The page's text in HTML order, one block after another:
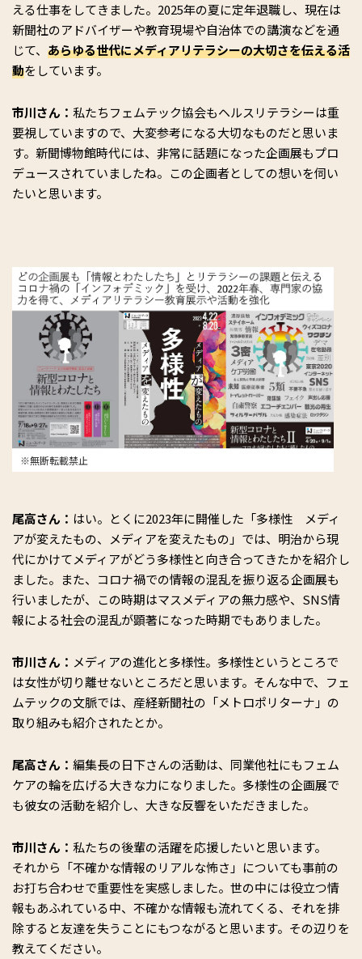
える仕事をしてきました。2025年の夏に定年退職し、現在は
新聞社のアドバイザーや教育現場や自治体での講演などを通
じて、 あらゆる世代にメディアリテラシーの大切さを伝える活
動をしています。
市川さん： 私たちフェムテック協会もヘルスリテラシーは重
要視していますので、大変参考になる大切なものだと思いま
す。新聞博物館時代には、非常に話題になった企画展もプロ
デュースされていましたね。この企画者としての想いを伺い
たいと思います。
※無断転載禁止
尾高さん： はい。とくに2023年に開催した「多様性 メディ
アが変えたもの、メディアを変えたもの」では、明治から現
代にかけてメディアがどう多様性と向き合ってきたかを紹介し
ました。また、コロナ禍での情報の混乱を振り返る企画展も
行いましたが、この時期はマスメディアの無力感や、SNS情
報による社会の混乱が顕著になった時期でもありました。
市川さん： メディアの進化と多様性。多様性というところで
は女性が切り離せないところだと思います。そんな中で、フェ
ムテックの文脈では、産経新聞社の「メトロポリターナ」の
取り組みも紹介されたとか。
尾高さん： 編集長の日下さんの活動は、同業他社にもフェム
ケアの輪を広げる大きな力になりました。多様性の企画展で
も彼女の活動を紹介し、大きな反響をいただきました。
市川さん： 私たちの後輩の活躍を応援したいと思います。
それから「不確かな情報のリアルな怖さ」についても事前の
お打ち合わせで重要性を実感しました。世の中には役立つ情
報もあふれている中、不確かな情報も流れてくる、それを排
除すると友達を失うことにもつながると思います。その辺りを
教えてください。